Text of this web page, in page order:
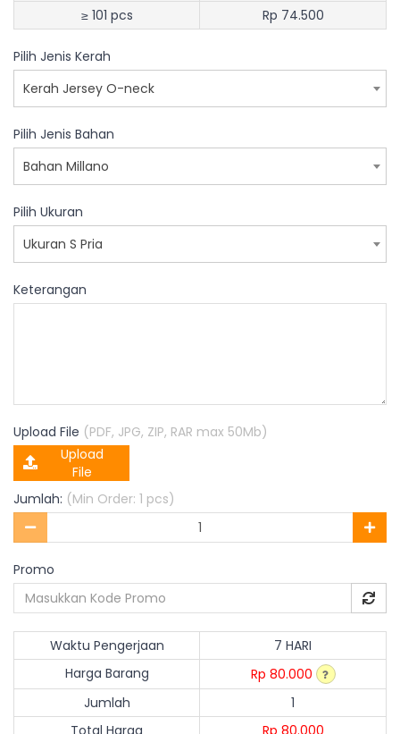
≥ 101 pcs
Rp 74.500
Pilih Jenis Kerah
Kerah Jersey O-neck
Pilih Jenis Bahan
Bahan Millano
Pilih Ukuran
Ukuran S Pria
Keterangan
Upload File (PDF, JPG, ZIP, RAR max 50Mb)
Upload
File
Jumlah: (Min Order: 1 pcs)
Promo
Waktu Pengerjaan
7 HARI
Harga Barang
Rp 80.000
Jumlah
1
Total Harga
Rp 80.000